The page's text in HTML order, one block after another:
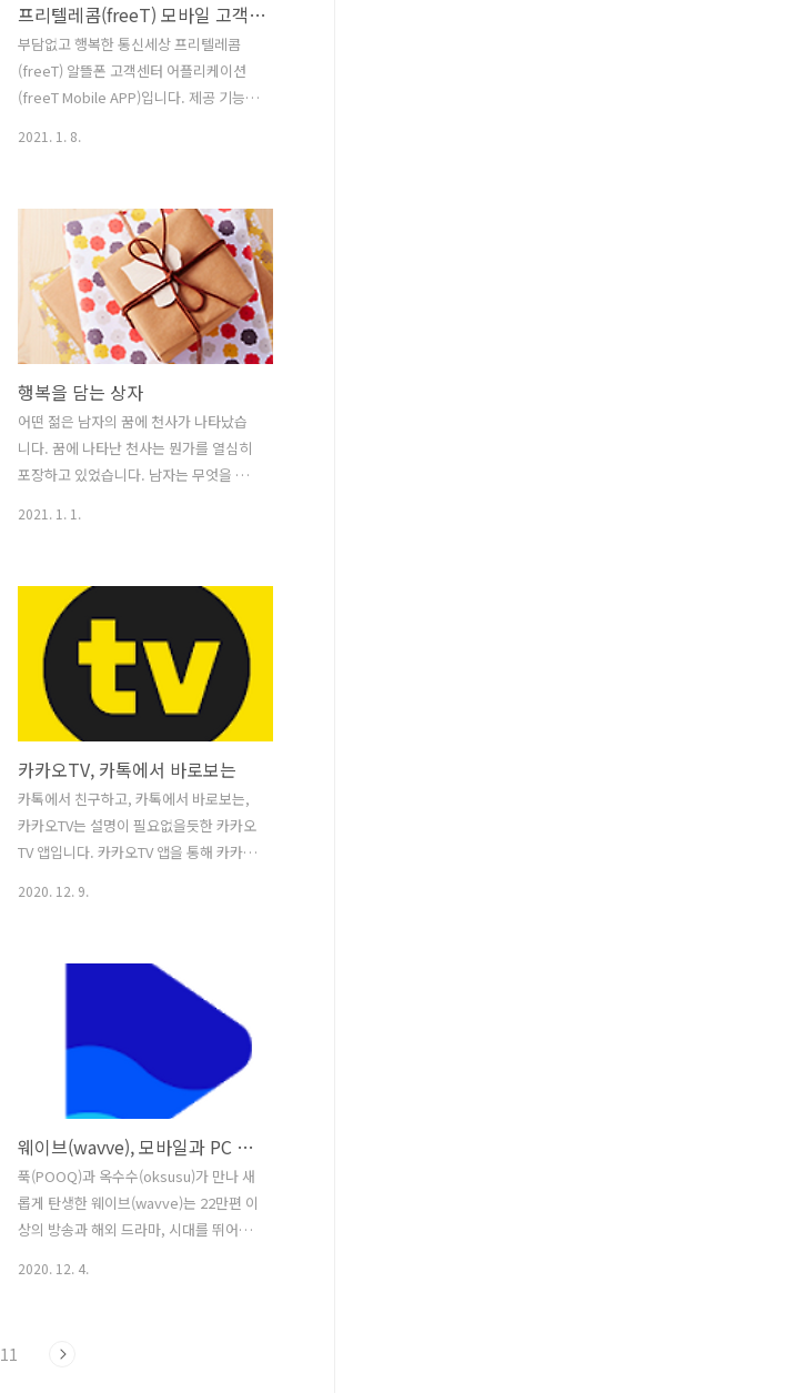
괄 계좌입금 신청할 수 있는 포인트 계좌
입금과 서비스 이용절차 안내를 하고 있
는 이용안내로 구성되어있습니다. 숨은
돈 찾기를 통해서 그간 카드사에 맡겨놓
같습니다. 소개 업데이트 날..
프리텔레콤(freeT) 모바일 고객센터
부담없고 행복한 통신세상 프리텔레콤
(freeT) 알뜰폰 고객센터 어플리케이션
(freeT Mobile APP)입니다. 제공 기능은
부내역 조회,청구내역 조회, 납부 및 청구
서 정보 변경, 내 정보 조회 및 변경 기능
을 갖추고 있습니다. 그 외에도 한국어, 영
어, 중국어 3개 국어를 제공하고 있습니
다. (3 languages: Korean, English, 中
文) 알뜰폰 요금제로 특별한 주의사항은
없으나, 안드로이드(Android) 4.0 이상의
환경에서 작동한다는 것과, SKT 알뜰폰,
KT 알뜰폰, LGU+ 알뜰폰으로 나뉘어 있
고, 고객센터도 각각 구분되어 있다는 부
분이 특이 사..
2021. 1. 8.
행복을 담는 상자
어떤 젊은 남자의 꿈에 천사가 나타났습
니다. 꿈에 나타난 천사는 뭔가를 열심히
포장하고 있었습니다. 남자는 무엇을 포
했습니다. “행복을 포장하고 있답니다. 다
가올 새해를 맞아 사람들에게 나눠줄 행
복이요!” 남자는 다시 천사에게 물었습니
다. “그런데 왜 그렇게 포장을 단단하고
튼튼하게 하세요?” “사람들에게 전해주
려면 너무 멀기도 하고 시간이 오래 걸려
서 튼튼하게 포장하고 있답니다.” “아! 그
러셨군요. 그런데 그 포장지는 무엇으로
만들어졌나요?” “이 포장지는 고난입니
다. 이것을 벗기지 않으면 행복이란 선물
을 받을 수 없답니다.” 천사가 떠나려고
그..
2021. 1. 1.
카카오TV, 카톡에서 바로보는
카톡에서 친구하고, 카톡에서 바로보는,
카카오TV는 설명이 필요없을듯한 카카오
TV 앱입니다. 카카오TV 앱을 통해 카카오
폼 입니다. 카카오TV 스타들과 친구를 등
록하면 Vod, Live 모두 카카오톡으로 직
접 받아볼 수 있고, 언제 어디서든 소통하
며 더욱 가까워질 수 있으며, 비디오 태그
를 통해 친근하고 다양한 카테고리를 선
택하면 푸드, 강의, 라이프와 같은 생활 밀
접형 콘텐츠에 더 가깝게 다가갈 수 있습
니다. 카카오TV, 카톡에서 바로보는 업데
이트 날짜 : 2020년 11월 23일 크기 : 15M
설치 수 : 1,000,000+ 현재 버전 : 1.10.0
필요한 Android 버..
2020. 12. 9.
웨이브(wavve), 모바일과 PC 그리고 TV 에서 이어 보기 가능!
푹(POOQ)과 옥수수(oksusu)가 만나 새
롭게 탄생한 웨이브(wavve)는 22만편 이
상의 방송과 해외 드라마, 시대를 뛰어넘
습이라고 보는게 좋을듯 합니다. 실시간
2020. 12. 4.
11